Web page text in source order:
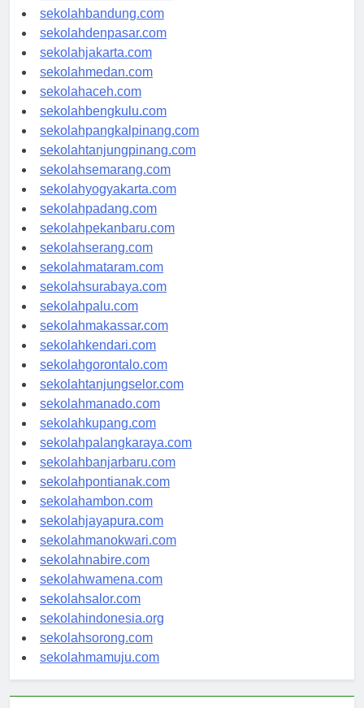
sekolahsamarinda.com
sekolahbandung.com
sekolahdenpasar.com
sekolahjakarta.com
sekolahmedan.com
sekolahaceh.com
sekolahbengkulu.com
sekolahpangkalpinang.com
sekolahtanjungpinang.com
sekolahsemarang.com
sekolahyogyakarta.com
sekolahpadang.com
sekolahpekanbaru.com
sekolahserang.com
sekolahmataram.com
sekolahsurabaya.com
sekolahpalu.com
sekolahmakassar.com
sekolahkendari.com
sekolahgorontalo.com
sekolahtanjungselor.com
sekolahmanado.com
sekolahkupang.com
sekolahpalangkaraya.com
sekolahbanjarbaru.com
sekolahpontianak.com
sekolahambon.com
sekolahjayapura.com
sekolahmanokwari.com
sekolahnabire.com
sekolahwamena.com
sekolahsalor.com
sekolahindonesia.org
sekolahsorong.com